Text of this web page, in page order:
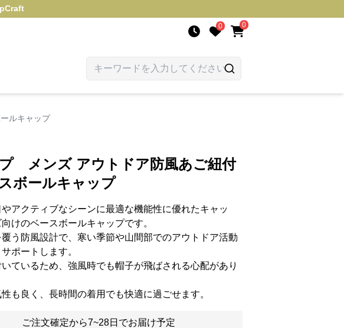
0 0
ルキャップ
メンズ アウトドア防風あご紐付
ボールキャップ
アクティブなシーンに最適な機能性に優れたキャッ
けのベースボールキャップです。
う防風設計で、寒い季節や山間部でのアウトドア活動
ポートします。
ているため、強風時でも帽子が飛ばされる心配があり
も良く、長時間の着用でも快適に過ごせます。
ご注文確定から7~28日でお届け予定